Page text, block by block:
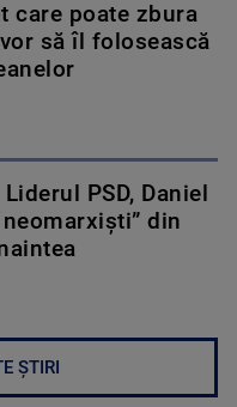
care poate zbura
să îl folosească
PSD, Daniel
din
ȘTIRI